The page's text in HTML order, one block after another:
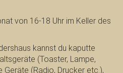
von 16-18 Uhr im Keller des
kannst du kaputte
(Toaster, Lampe,
Geräte (Radio, Drucker etc.),